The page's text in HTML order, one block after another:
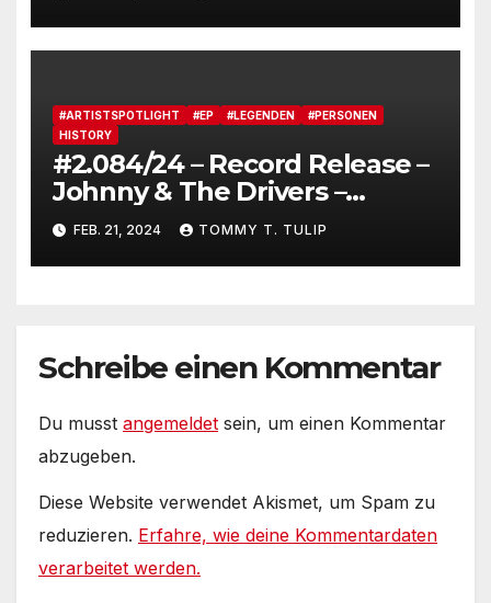
#ARTISTSPOTLIGHT #EP #LEGENDEN
#PERSONEN
HISTORY
#2.084/24 – Record Release –
Johnny & The Drivers –
Sayonara Mama (Werewolf
Music)
FEB. 21, 2024 TOMMY T. TULIP
Schreibe einen Kommentar
Du musst angemeldet sein, um einen Kommentar
abzugeben.
Diese Website verwendet Akismet, um Spam zu
reduzieren. Erfahre, wie deine Kommentardaten
verarbeitet werden.